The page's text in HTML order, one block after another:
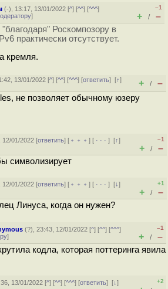
(-), 13:17, 13/01/2022 [^] [^^] [^^^]
]
–1
+ / –
Роскомпозору в
практически отсутствует.
кремля.
13/01/2022 [^] [^^] [^^^] [ответить][↑]
+ / –
не позволяет обычному юзеру
12/01/2022 [ответить] [ ﹢﹢﹢] [ · · ·][↑]
–1
+ / –
символизирует
12/01/2022 [ответить] [ ﹢﹢﹢] [ · · ·][↓]
+1
+ / –
Линуса, когда он нужен?
(?), 23:43, 12/01/2022 [^] [^^] [^^^]
]
–1
+ / –
кодла, которая поттеринга явила
13/01/2022 [^] [^^] [^^^] [ответить][↓]
+2